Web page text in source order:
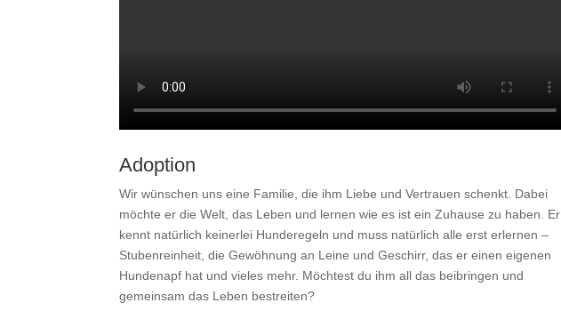
Adoption
Wir wünschen uns eine Familie, die ihm Liebe und Vertrauen schenkt. Dabei
möchte er die Welt, das Leben und lernen wie es ist ein Zuhause zu haben. Er
kennt natürlich keinerlei Hunderegeln und muss natürlich alle erst erlernen –
Stubenreinheit, die Gewöhnung an Leine und Geschirr, das er einen eigenen
Hundenapf hat und vieles mehr. Möchtest du ihm all das beibringen und
gemeinsam das Leben bestreiten?